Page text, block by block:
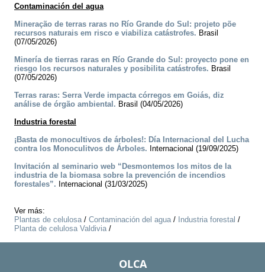
Contaminación del agua
Mineração de terras raras no Río Grande do Sul: projeto põe
recursos naturais em risco e viabiliza catástrofes. Brasil
(07/05/2026)
Minería de tierras raras en Río Grande do Sul: proyecto pone en
riesgo los recursos naturales y posibilita catástrofes. Brasil
(07/05/2026)
Terras raras: Serra Verde impacta córregos em Goiás, diz
análise de órgão ambiental. Brasil (04/05/2026)
Industria forestal
¡Basta de monocultivos de árboles!: Día Internacional del Lucha
contra los Monoculitvos de Árboles. Internacional (19/09/2025)
Invitación al seminario web “Desmontemos los mitos de la
industria de la biomasa sobre la prevención de incendios
forestales”. Internacional (31/03/2025)
Ver más:
Plantas de celulosa/ Contaminación del agua/ Industria forestal /
Planta de celulosa Valdivia/
OLCA